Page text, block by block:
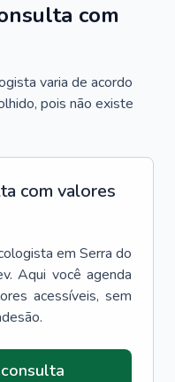
com
varia de acordo
pois não existe
com valores
em Serra do
Aqui você agenda
acessíveis, sem